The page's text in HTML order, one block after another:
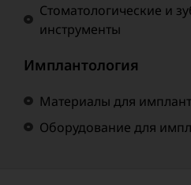
Стоматологические и
инструменты
Имплантология
Материалы для
Оборудование для